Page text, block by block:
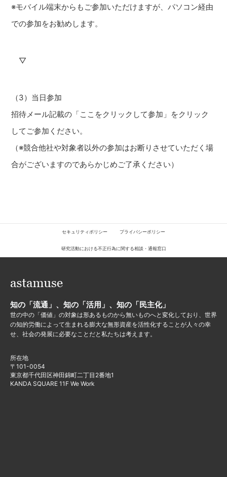
※モバイル端末からもご参加いただけますが、パソコン経由
での参加をお勧めします。
▽
（3）当日参加
招待メール記載の「ここをクリックして参加」をクリック
してご参加ください。
（※競合他社や対象者以外の参加はお断りさせていただく場
合がございますのであらかじめご了承ください）
セキュリティポリシー プライバシーポリシー
研究活動における不正行為に関する相談・通報窓口
知の「流通」、知の「活用」、知の「民主化」
世の中の「価値」の対象は形あるものから無いものへと変化しており、世界
の知的労働によって生まれる膨大な無形資産を活性化することが人々の幸
せ、社会の発展に必要なことだと私たちは考えます。
所在地
〒101-0054
東京都千代田区神田錦町二丁目2番地1
KANDA SQUARE 11F We Work